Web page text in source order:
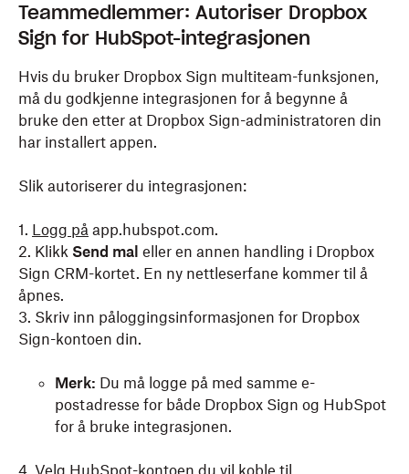
Teammedlemmer: Autoriser Dropbox
Sign for HubSpot-integrasjonen
Hvis du bruker Dropbox Sign multiteam-funksjonen,
må du godkjenne integrasjonen for å begynne å
bruke den etter at Dropbox Sign-administratoren din
har installert appen.
Slik autoriserer du integrasjonen:
1. Logg på app.hubspot.com.
2. Klikk Send mal eller en annen handling i Dropbox
Sign CRM-kortet. En ny nettleserfane kommer til å
åpnes.
3. Skriv inn påloggingsinformasjonen for Dropbox
Sign-kontoen din.
Merk: Du må logge på med samme e-
postadresse for både Dropbox Sign og HubSpot
for å bruke integrasjonen.
4. Velg HubSpot-kontoen du vil koble til.